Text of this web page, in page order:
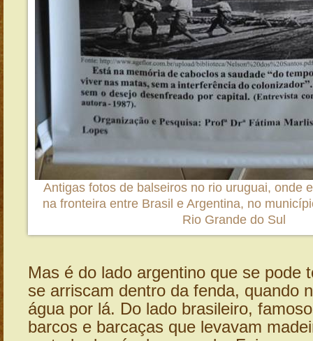
Antigas fotos de balseiros no rio uruguai, onde
na fronteira entre Brasil e Argentina, no
Rio Grande do Sul
Mas é do lado argentino que se pode
se arriscam dentro da fenda, quando
água por lá. Do lado brasileiro,
barcos e barcaças que levavam